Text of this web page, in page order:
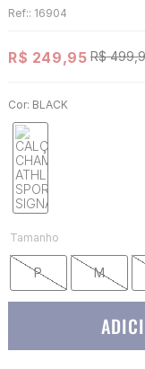
Ref:: 16904
R$ 249,95 R$ 499,
Cor: BLACK
Tamanho
P M